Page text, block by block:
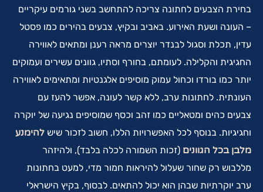
בחירת הצבעים לחתונה צריכה להתחשב בשני גורמים עיקריים
– העונה ושעת האירוע. באביב ובקיץ, צבעים בהירים כמו פסטל
עדין, תכלת וסגול לבנדר יוצרים מראה רענן ומתאים לאווירה
החגיגית והקלילה. לעומתם, בחורף וסתיו, גוונים עשירים ועמוקים
יותר כמו בורדו וכחול עמוק מוסיפים אלגנטיות ומתאימים לאווירה
העונתית. לחתונות ערב, ללא קשר לעונה, אפשר להעז עם
צבעים כהים ומטאליים כמו זהב וכסף שמוסיפים נגיעה של יוקרה
וחגיגיות. בנוסף לכל האפשרויות הללו, חשוב לזכור שיש להימנע
מלבן בכל הגוונים (זכות השמורה לכלה בלבד), ולהיזהר
מללבוש רק שחור שעלול להיראות חמור מדי, למעט בחתונות
ערב יוקרתיות שבהן הוא יכול להתאים. לבסוף, בקיץ הישראלי